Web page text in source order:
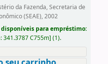
da Fazenda, Secretaria de
(SEAE), 2002
para empréstimo:
341.3787 C755m] (1).